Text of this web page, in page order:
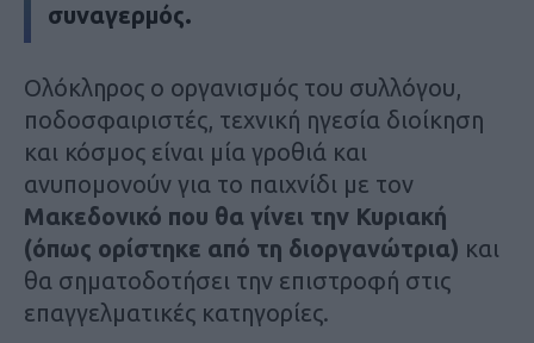
συναγερμός.
Ολόκληρος ο οργανισμός του συλλόγου,
ποδοσφαιριστές, τεχνική ηγεσία διοίκηση
και κόσμος είναι μία γροθιά και
ανυπομονούν για το παιχνίδι με τον
Μακεδονικό που θα γίνει την Κυριακή
(όπως ορίστηκε από τη διοργανώτρια) και
θα σηματοδοτήσει την επιστροφή στις
επαγγελματικές κατηγορίες.